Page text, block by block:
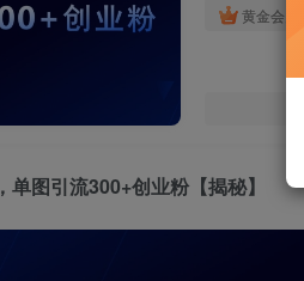
黄金会员
，单图引流300+创业粉【揭秘】